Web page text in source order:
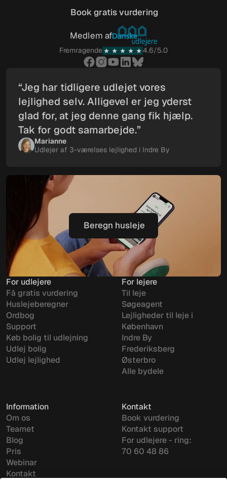
Book gratis vurdering
Book gratis vurdering
Medlem af
Fremragende 4.6/5.0
“Jeg har tidligere udlejet vores
lejlighed selv. Alligevel er jeg yderst
glad for, at jeg denne gang fik hjælp.
Tak for godt samarbejde.”
Marianne
Udlejer af 3-værelses lejlighed i Indre By
Beregn husleje
Beregn husleje
For udlejere
Få gratis vurdering
Huslejeberegner
Ordbog
Support
Køb bolig til udlejning
Udlej bolig
Udlej lejlighed
For lejere
Til leje
Søgeagent
Lejligheder til leje i
København
Indre By
Frederiksberg
Østerbro
Alle bydele
Information
Om os
Teamet
Blog
Pris
Webinar
Kontakt
Kontakt
Book vurdering
Kontakt support
For udlejere - ring:
70 60 48 86